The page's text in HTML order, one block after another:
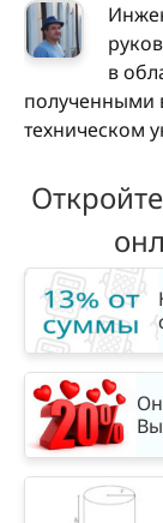
в
полученными
техническом